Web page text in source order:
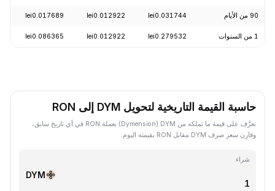
90 من الأيام lei0.031744
lei0.012922
lei0.017689
1 من السنوات lei0.279532
lei0.012922
lei0.086365
حاسبة القيمة التاريخية لتحويل DYM إلى RON
تعرَّف على قيمة ما تملكه من DYM ‏(Dymension) بعملة RON في أي تاريخ سابق،
وقارِن سعر صرف DYM مقابل RON بقيمته اليوم.
شراء
DYM